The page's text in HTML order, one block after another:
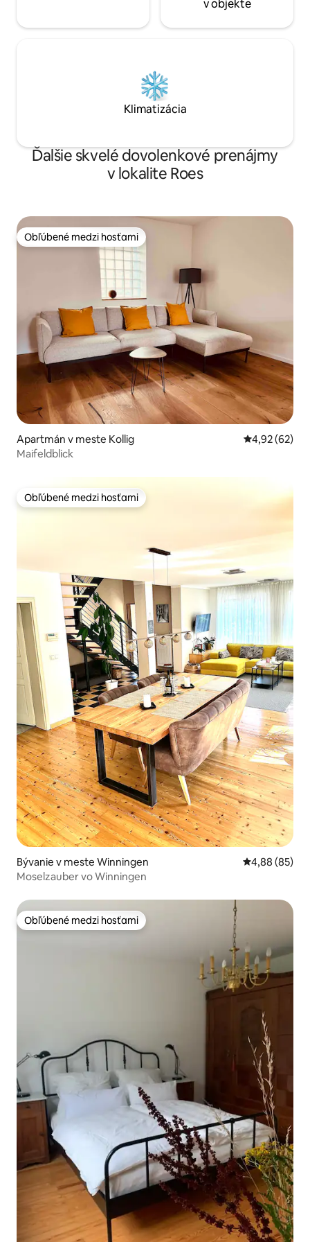
v objekte
Klimatizácia
Ďalšie skvelé dovolenkové prenájmy
v lokalite Roes
Obľúbené medzi hosťami
Obľúbené medzi hosťami
Apartmán v meste Kollig Priemerné
4,92 (62)
Maifeldblick
Obľúbené medzi hosťami
Obľúbené medzi hosťami
Bývanie v meste Winningen Priemerné
4,88 (85)
Moselzauber vo Winningen
Obľúbené medzi hosťami
Obľúbené medzi hosťami